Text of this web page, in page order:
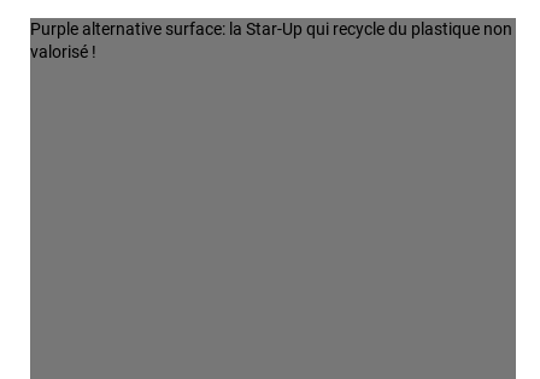
Purple alternative surface: la Star-Up qui recycle du plastique non
valorisé !